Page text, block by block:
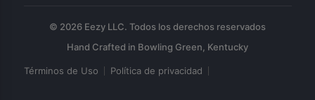
© 2026 Eezy LLC. Todos los derechos reservados
Términos de Uso Política de privacidad